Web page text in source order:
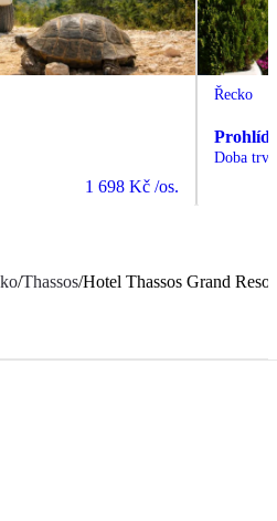
1 698 Kč /os.
Řecko
Doba
/Thassos/Hotel Thassos Grand